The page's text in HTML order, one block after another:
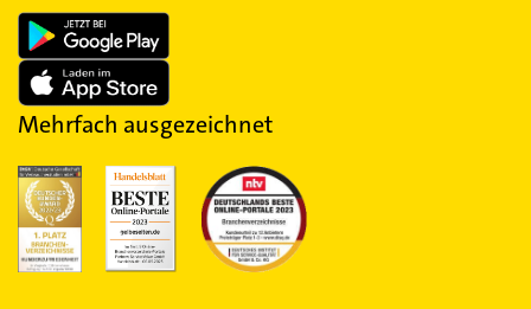
Mehrfach ausgezeichnet